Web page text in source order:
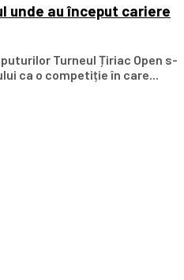
unde au început cariere
Turneul Țiriac Open s-
ca o competiție în care...